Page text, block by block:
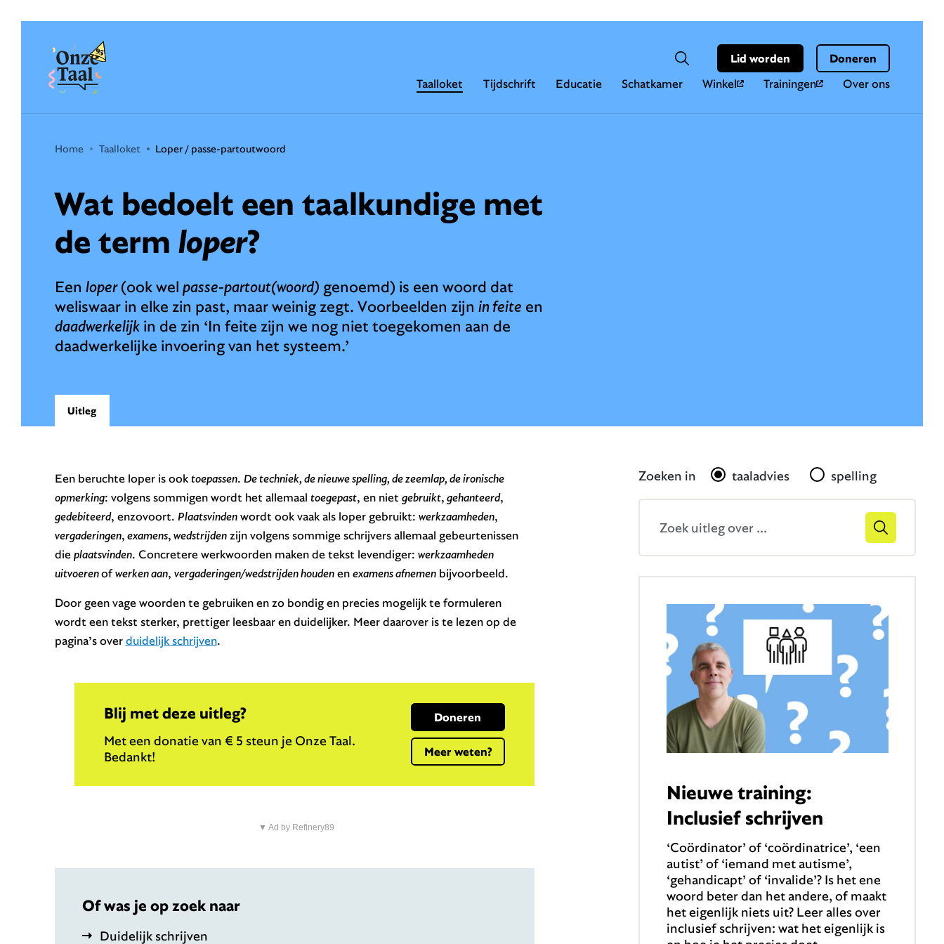
Onze Taal
Taalloket Tijdschrift Educatie Schatkamer Winkel Trainingen Over ons
Zoeken
ZoekveldLid worden Doneren
Home Taalloket Loper / passe-partoutwoord
Wat bedoelt een taalkundige met
de term loper?
Een loper(ook wel passe-partout(woord) genoemd) is een woord dat
weliswaar in elke zin past, maar weinig zegt. Voorbeelden zijn in feite en
daadwerkelijkin de zin ‘In feite zijn we nog niet toegekomen aan de
daadwerkelijke invoering van het systeem.’
Uitleg
Een beruchte loper is ooktoepassen. De techniek, de nieuwe spelling, de zeemlap, de ironische
opmerking: volgens sommigen wordt het allemaal toegepast, en niet gebruikt,gehanteerd,
gedebiteerd, enzovoort. Plaatsvindenwordt ook vaak als loper gebruikt: werkzaamheden,
vergaderingen,examens,wedstrijdenzijn volgens sommige schrijvers allemaal gebeurtenissen
dieplaatsvinden. Concretere werkwoorden maken de tekst levendiger: werkzaamheden
uitvoerenofwerken aan, vergaderingen/wedstrijden houdenenexamens afnemenbijvoorbeeld.
Door geen vage woorden te gebruiken en zo bondig en precies mogelijk te formuleren
wordt een tekst sterker, prettiger leesbaar en duidelijker. Meer daarover is te lezen op de
pagina’s overduidelijk schrijven.
Blij met deze uitleg?
Met een donatie van € 5 steun je Onze Taal.
Bedankt!
Doneren
Meer weten?
▼ Ad by Refinery89
Of was je op zoek naar
Duidelijk schrijven
Gerelateerd
Zoeken in taaladvies spelling
Zoekveld
Zoek
Nieuwe training:
Inclusief schrijven
‘Coördinator’ of ‘coördinatrice’, ‘een
autist’ of ‘iemand met autisme’,
‘gehandicapt’ of ‘invalide’? Is het ene
woord beter dan het andere, of maakt
het eigenlijk niets uit? Leer alles over
inclusief schrijven: wat het eigenlijk is